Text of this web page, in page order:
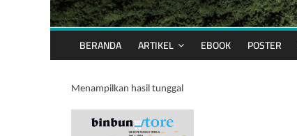
BERANDA ARTIKEL EBOOK POSTER
Menampilkan hasil tunggal